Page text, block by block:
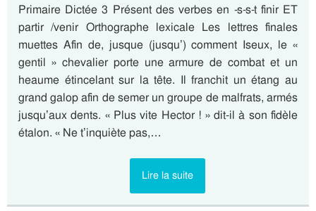
Primaire Dictée 3 Présent des verbes en -s-s-t finir ET
partir /venir Orthographe lexicale Les lettres finales
muettes Afin de, jusque (jusqu’) comment Iseux, le «
gentil » chevalier porte une armure de combat et un
heaume étincelant sur la tête. Il franchit un étang au
grand galop afin de semer un groupe de malfrats, armés
jusqu’aux dents. « Plus vite Hector ! » dit-il à son fidèle
étalon. « Ne t’inquiète pas,…
Lire la suite